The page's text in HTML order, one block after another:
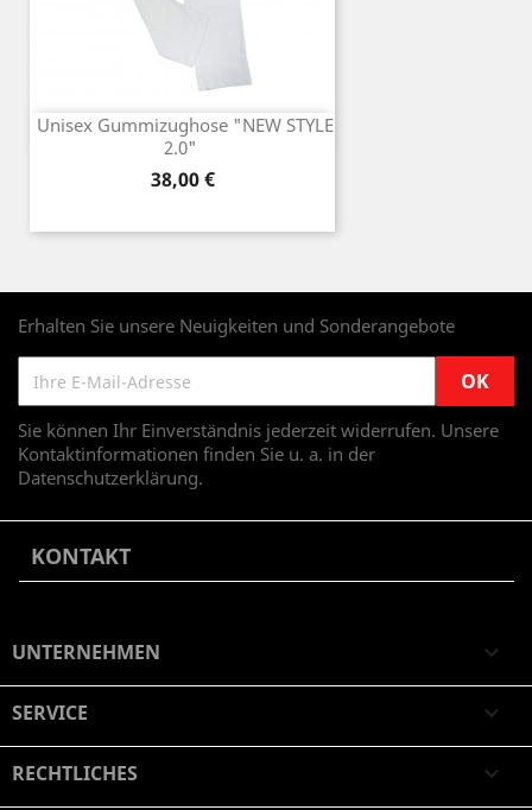
Unisex Gummizughose "NEW STYLE
2.0"
Preis
38,00 €
Erhalten Sie unsere Neuigkeiten und Sonderangebote
Sie können Ihr Einverständnis jederzeit widerrufen. Unsere
Kontaktinformationen finden Sie u. a. in der
Datenschutzerklärung.
KONTAKT
UNTERNEHMEN 
SERVICE 
RECHTLICHES 